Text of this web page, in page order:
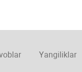
Yangiliklar